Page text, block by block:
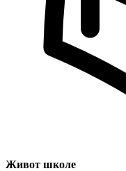
Живот школе